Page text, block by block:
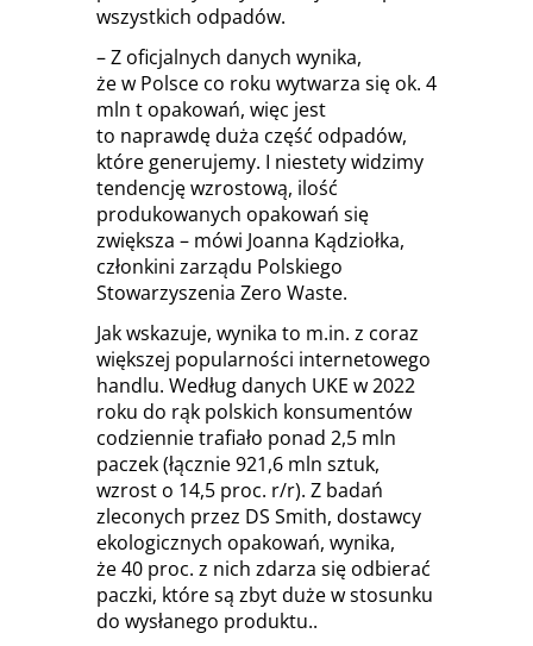
wszystkich odpadów.
– Z oficjalnych danych wynika,
że w Polsce co roku wytwarza się ok. 4
mln t opakowań, więc jest
to naprawdę duża część odpadów,
które generujemy. I niestety widzimy
tendencję wzrostową, ilość
produkowanych opakowań się
zwiększa – mówi Joanna Kądziołka,
członkini zarządu Polskiego
Stowarzyszenia Zero Waste.
Jak wskazuje, wynika to m.in. z coraz
większej popularności internetowego
handlu. Według danych UKE w 2022
roku do rąk polskich konsumentów
codziennie trafiało ponad 2,5 mln
paczek (łącznie 921,6 mln sztuk,
wzrost o 14,5 proc. r/r). Z badań
zleconych przez DS Smith, dostawcy
ekologicznych opakowań, wynika,
że 40 proc. z nich zdarza się odbierać
paczki, które są zbyt duże w stosunku
do wysłanego produktu..